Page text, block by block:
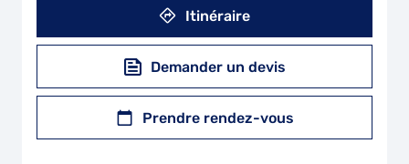
Itinéraire
Demander un devis
Prendre rendez-vous